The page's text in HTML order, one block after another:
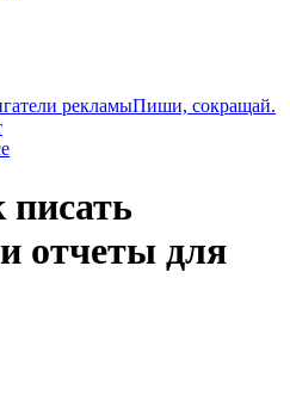
рекламыПиши, сокращай.
отчеты для